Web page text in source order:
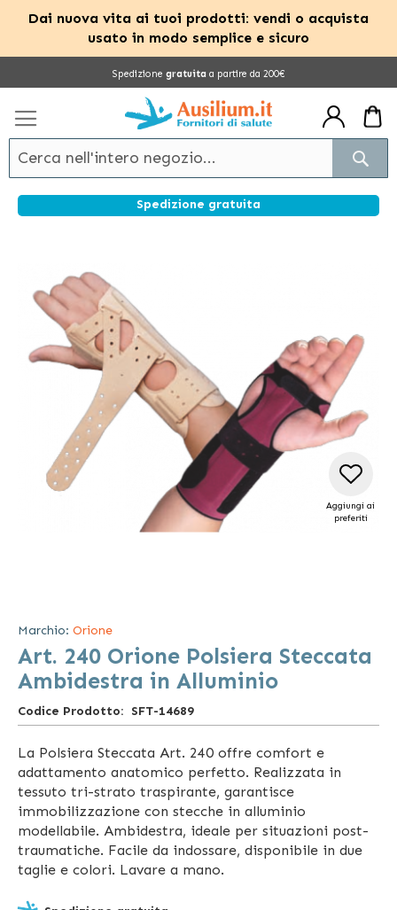
Dai nuova vita ai tuoi prodotti: vendi o acquista
usato in modo semplice e sicuro
Spedizione gratuita a partire da 200€
Spedizione gratuita
galleria
immagini
galleria
di
immagini
Aggiungi ai
preferiti
Marchio: Orione
Art. 240 Orione Polsiera Steccata
Ambidestra in Alluminio
Codice Prodotto SFT-14689
La Polsiera Steccata Art. 240 offre comfort e
adattamento anatomico perfetto. Realizzata in
tessuto tri-strato traspirante, garantisce
immobilizzazione con stecche in alluminio
modellabile. Ambidestra, ideale per situazioni post-
traumatiche. Facile da indossare, disponibile in due
taglie e colori. Lavare a mano.